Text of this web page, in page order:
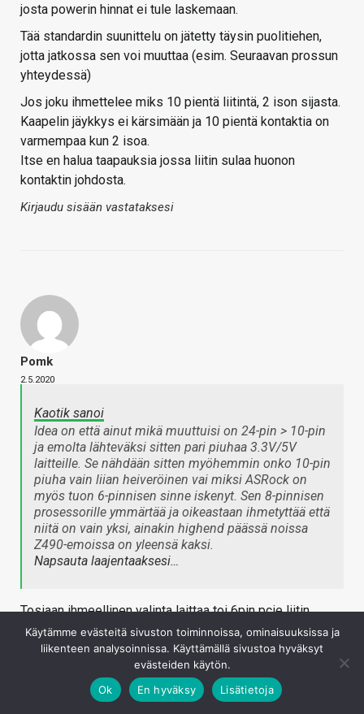
josta powerin hinnat ei tule laskemaan.
Tää standardin suunittelu on jätetty täysin puolitiehen,
jotta jatkossa sen voi muuttaa (esim. Seuraavan prossun
yhteydessä)
Jos joku ihmettelee miks 10 pientä liitintä, 2 ison sijasta.
Kaapelin jäykkys ei kärsimään ja 10 pientä kontaktia on
varmempaa kun 2 isoa.
Itse en halua taapauksia jossa liitin sulaa huonon
kontaktin johdosta.
Kirjaudu sisään vastataksesi
Pomk
2.5.2020
Kaotik sanoi
Idea on että ainut mikä muuttuisi on 24-pin > 10-pin
ja emolta lähteväksi sitten pari piuhaa 3.3V/5V
laitteille. Se nähdään sitten myöhemmin onko 10-pin
piuha vain liian heiveröinen vai miksi ASRock on
myös tuon 6-pinnisen sinne iskenyt. Sen 8-pinnisen
prosessorille ymmärtää ja oikeastaan ihmetyttää että
niitä on vain yksi, ainakin highend päässä noissa
Z490-emoissa on yleensä kaksi.
Napsauta laajentaaksesi…
Tosiaan ihmeellinen valinta laittaa toi 6pin pcie liitin
tonne mukaan. 10+8pin pitäisi riittää yli 700W kuormaan
asti. Toi 6pin pcie on speksattu vain 75W asti ja ei
oikeastaan vaikuta mihinkään kokonaisuutta katsoen.
Kirjaudu sisään vastataksesi
Käytämme evästeitä sivuston toiminnoissa, ominaisuuksissa ja
liikenteen analysoinnissa. Käyttämällä sivustoa hyväksyt
evästeiden käytön.
Ok
En hyväksy Lisätietoja